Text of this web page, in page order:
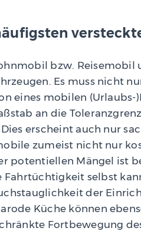
bzw.
Es muss nicht
eines mobilen
an die
Dies erscheint auch nur
zumeist nicht nur
potentiellen Mängel ist
Fahrtüchtigkeit selbst
der
Küche können
Fortbewegung